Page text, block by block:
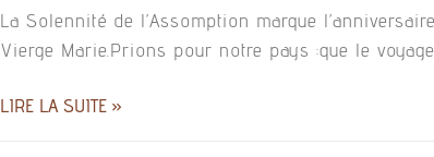
La Solennité de l’Assomption marque
Vierge Marie.Prions pour notre pays :que le
LIRE LA SUITE »